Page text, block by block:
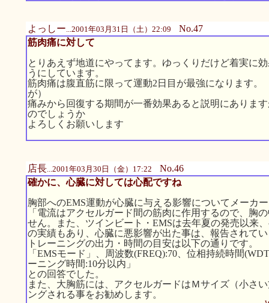
よっしー...2001年03月31日（土）22:09 No.47
筋肉痛に対して
とりあえず地道にやってます。ゆっくりだけど着実に
うにしています。
筋肉痛は腹直筋に限って運動2日目が最強になります。
が）
痛みから回復する期間が一番効果あると説明にありま
のでしょうか
よろしくお願いします
店長...2001年03月30日（金）17:22 No.46
確かに、心臓に対しては心配ですね
胸部へのEMS運動が心臓に与える影響についてメーカ
「電流はアクセルガード間の筋肉に作用するので、胸
せん。また、ツインビート・EMSは去年夏の発売以来
の実績もあり、心臓に悪影響が出た事は、報告されて
トレーニングの出力・時間の目安は以下の通りです。
「EMSモード」、周波数(FREQ):70、位相持続時間
ーニング時間:10分以内」
との回答でした。
また、大胸筋には、アクセルガードはＭサイズ（小さ
ングされる事をお勧めします。